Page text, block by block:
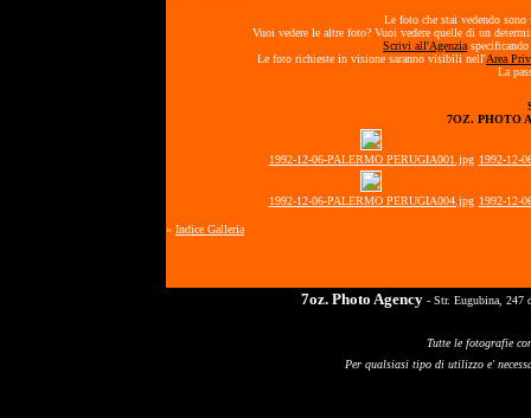
Le foto che stai vedendo
Vuoi vedere le altre foto? Vuoi vedere quelle di un
Scrivi all'Agenzia
Le foto richieste in visione saranno visibili nell'Area
La
7OZ. PHOTO
1992-12-06-PALERMO PERUGIA001.jpg 1992-12-
1992-12-06-PALERMO PERUGIA004.jpg 1992-12-
« Indice Galleria
7oz. Photo Agency - Str. Eugubina, 247
Tutte le fotografie
Per qualsiasi tipo di utilizzo e'